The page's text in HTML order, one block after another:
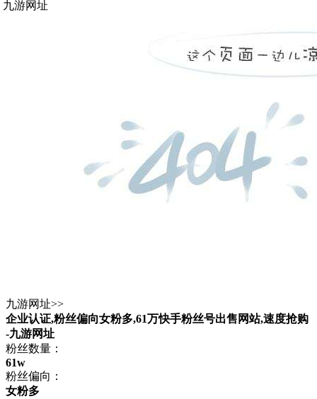
九游网址
九游网址>>
企业认证,粉丝偏向女粉多,61万快手粉丝号出售网站,速度抢购
-九游网址
粉丝数量：
61w
粉丝偏向：
女粉多